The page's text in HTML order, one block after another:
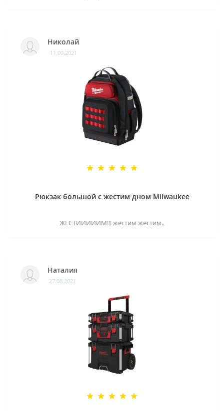
Николай
11.09.2021
Рюкзак большой с жестим дном Milwaukee
ЖЕСТИИИИИМ!!! жестим жестим..
Наталия
27.08.2021